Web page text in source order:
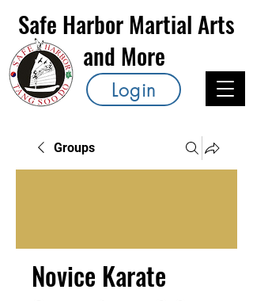
Safe Harbor Martial Arts
and More
Login
Groups
Novice Karate